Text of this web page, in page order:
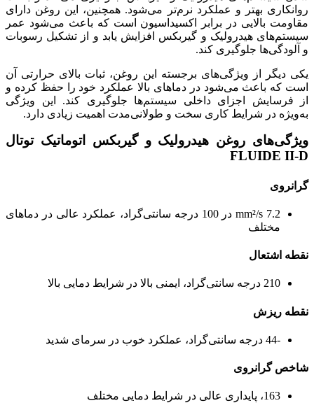
روانکاری بهتر و عملکرد نرم‌تر می‌شود. همچنین، این روغن دارای
مقاومت بالایی در برابر اکسیداسیون است که باعث می‌شود عمر
سیستم‌های هیدرولیک و گیربکس افزایش یابد و از تشکیل رسوبات
و آلودگی‌ها جلوگیری کند.
یکی دیگر از ویژگی‌های برجسته این روغن، ثبات بالای حرارتی آن
است که باعث می‌شود در دماهای بالا عملکرد خود را حفظ کرده و
از فرسایش اجزای داخلی سیستم‌ها جلوگیری کند. این ویژگی
به‌ویژه در شرایط کاری سخت و طولانی‌مدت اهمیت زیادی دارد.
ویژگی‌های روغن هیدرولیک و گیربکس اتوماتیک توتال
FLUIDE II-D
گرانروی
7.2 mm²/s در 100 درجه سانتی‌گراد، عملکرد عالی در دماهای
مختلف
نقطه اشتعال
210 درجه سانتی‌گراد، ایمنی بالا در شرایط دمایی بالا
نقطه ریزش
-44 درجه سانتی‌گراد، عملکرد خوب در سرمای شدید
شاخص گرانروی
163، پایداری عالی در شرایط دمایی مختلف